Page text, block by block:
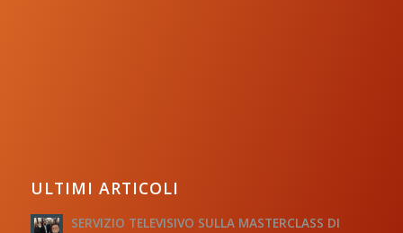
ULTIMI ARTICOLI
SERVIZIO TELEVISIVO SULLA MASTERCLASS DI